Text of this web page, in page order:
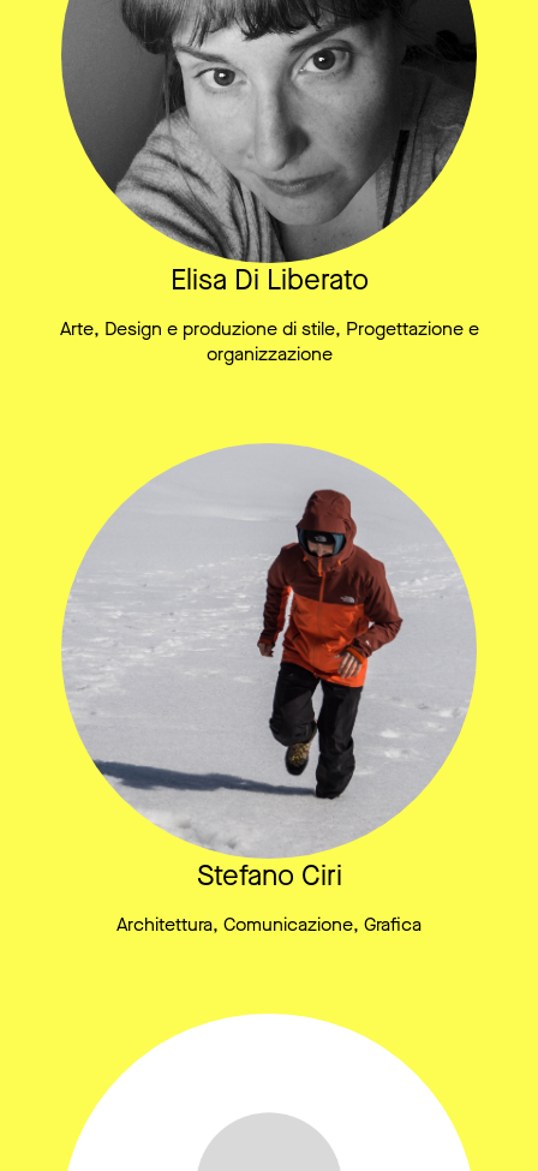
Elisa Di Liberato
Arte, Design e produzione di stile, Progettazione e
organizzazione
Stefano Ciri
Architettura, Comunicazione, Grafica